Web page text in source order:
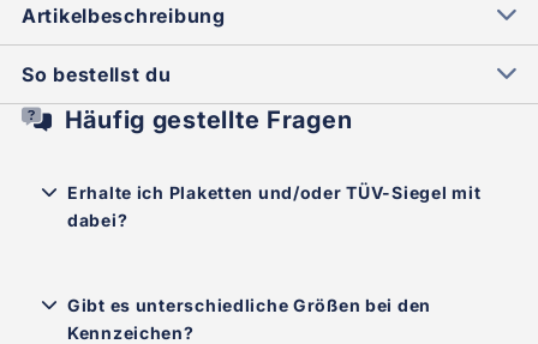
Artikelbeschreibung
So bestellst du
Häufig gestellte Fragen
Erhalte ich Plaketten und/oder TÜV-Siegel mit
dabei?
Gibt es unterschiedliche Größen bei den
Kennzeichen?